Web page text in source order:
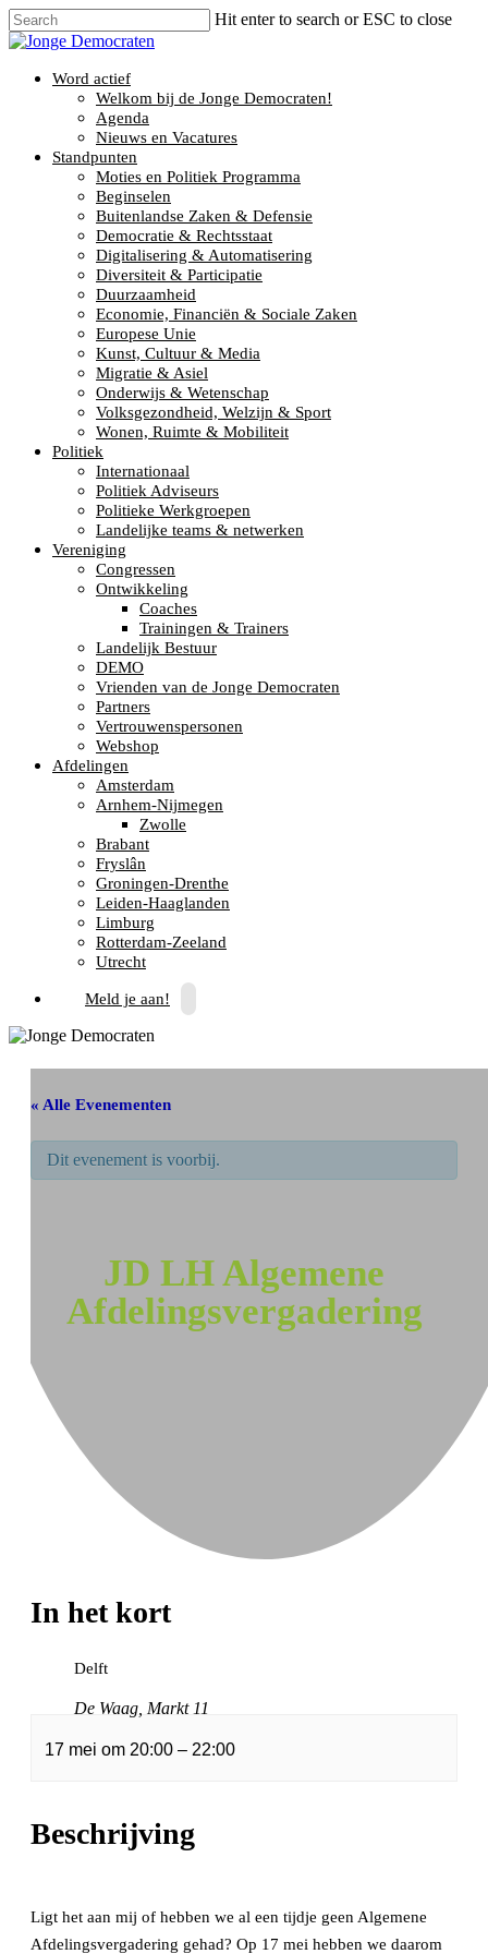
Hit enter to search or ESC to close
Word actief
Welkom bij de Jonge Democraten!
Agenda
Nieuws en Vacatures
Standpunten
Moties en Politiek Programma
Beginselen
Buitenlandse Zaken & Defensie
Democratie & Rechtsstaat
Digitalisering & Automatisering
Diversiteit & Participatie
Duurzaamheid
Economie, Financiën & Sociale Zaken
Europese Unie
Kunst, Cultuur & Media
Migratie & Asiel
Onderwijs & Wetenschap
Volksgezondheid, Welzijn & Sport
Wonen, Ruimte & Mobiliteit
Politiek
Internationaal
Politiek Adviseurs
Politieke Werkgroepen
Landelijke teams & netwerken
Vereniging
Congressen
Ontwikkeling
Coaches
Trainingen & Trainers
Landelijk Bestuur
DEMO
Vrienden van de Jonge Democraten
Partners
Vertrouwenspersonen
Webshop
Afdelingen
Amsterdam
Arnhem-Nijmegen
Zwolle
Brabant
Fryslân
Groningen-Drenthe
Leiden-Haaglanden
Limburg
Rotterdam-Zeeland
Utrecht
Meld je aan!
« Alle Evenementen
Dit evenement is voorbij.
JD LH Algemene
Afdelingsvergadering
In het kort
Delft
De Waag, Markt 11
17 mei om 20:00 – 22:00
Beschrijving
Ligt het aan mij of hebben we al een tijdje geen Algemene
Afdelingsvergadering gehad? Op 17 mei hebben we daarom